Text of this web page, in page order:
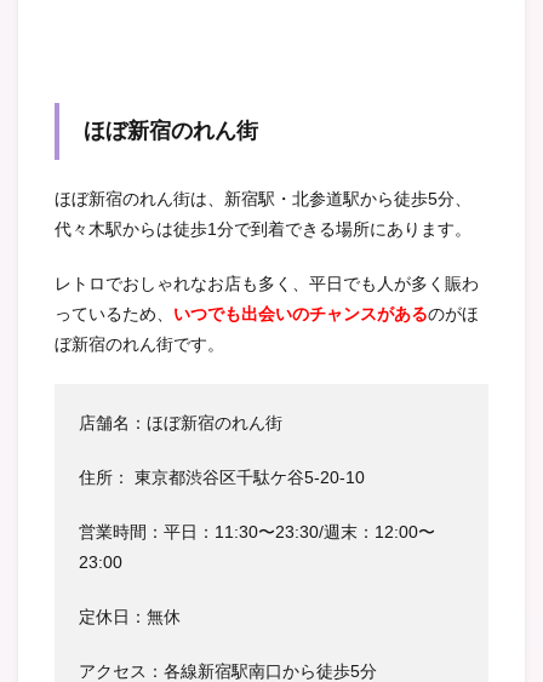
ほぼ新宿のれん街
ほぼ新宿のれん街は、新宿駅・北参道駅から徒歩5分、
代々木駅からは徒歩1分で到着できる場所にあります。
レトロでおしゃれなお店も多く、平日でも人が多く賑わ
っているため、 いつでも出会いのチャンスがあるのがほ
ぼ新宿のれん街です。
店舗名：ほぼ新宿のれん街
住所： 東京都渋谷区千駄ケ谷5-20-10
営業時間：平日：11:30〜23:30/週末：12:00〜
23:00
定休日：無休
アクセス：各線新宿駅南口から徒歩5分